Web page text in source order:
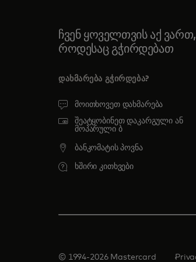
ჩვენ ყოველთვის აქ ვართ,
როდესაც გჭირდებათ
ᲓᲐᲮᲛᲐᲠᲔᲑᲐ ᲒᲭᲘᲠᲓᲔᲑᲐ?
მოითხოვეთ დახმარება
შეატყობინეთ დაკარგული ან
მოპარული ბ
ბანკომატის პოვნა
ხშირი კითხვები
© 1994-2026 Mastercard